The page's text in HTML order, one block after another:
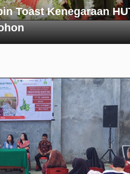
Toast Kenegaraan